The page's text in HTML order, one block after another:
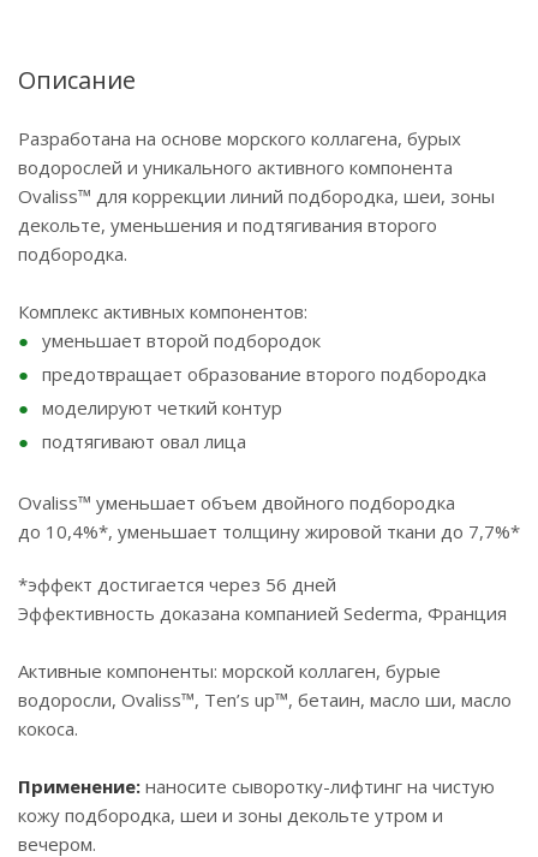
Описание
Разработана на основе морского коллагена, бурых
водорослей и уникального активного компонента
Ovaliss™ для коррекции линий подбородка, шеи, зоны
декольте, уменьшения и подтягивания второго
подбородка.
Комплекс активных компонентов:
уменьшает второй подбородок
предотвращает образование второго подбородка
моделируют четкий контур
подтягивают овал лица
Ovaliss™ уменьшает объем двойного подбородка
до 10,4%*, уменьшает толщину жировой ткани до 7,7%*
*эффект достигается через 56 дней
Эффективность доказана компанией Sederma, Франция
Активные компоненты: морской коллаген, бурые
водоросли, Ovaliss™, Ten’s up™, бетаин, масло ши, масло
кокоса.
Применение: наносите сыворотку-лифтинг на чистую
кожу подбородка, шеи и зоны декольте утром и
вечером.